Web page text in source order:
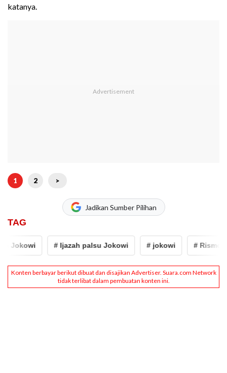
katanya.
1 2 >
Jadikan Sumber Pilihan
TAG
# Ijazah palsu Jokowi # jokowi # Rismon